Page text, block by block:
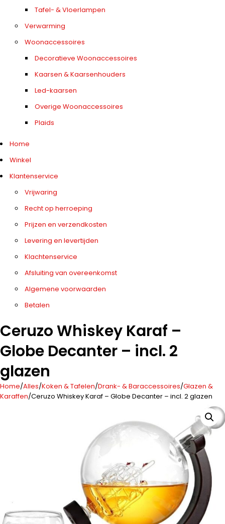
Tafel- & Vloerlampen
Verwarming
Woonaccessoires
Decoratieve Woonaccessoires
Kaarsen & Kaarsenhouders
Led-kaarsen
Overige Woonaccessoires
Plaids
Home
Winkel
Klantenservice
Vrijwaring
Recht op herroeping
Prijzen en verzendkosten
Levering en levertijden
Klachtenservice
Afsluiting van overeenkomst
Algemene voorwaarden
Betalen
Ceruzo Whiskey Karaf –
Globe Decanter – incl. 2
glazen
Home/Alles/Koken & Tafelen/Drank- & Baraccessoires/Glazen &
Karaffen/Ceruzo Whiskey Karaf – Globe Decanter – incl. 2 glazen